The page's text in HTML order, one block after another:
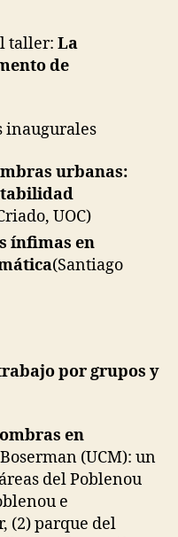
taller: La
de
inaugurales
urbanas:
UOC)
ínfimas en
(Santiago
por grupos y
en
(UCM): un
del Poblenou
e
(2) parque del